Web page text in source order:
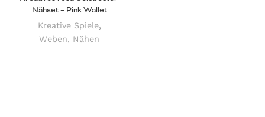
Nähset – Pink Wallet
Kreative Spiele,
Weben, Nähen